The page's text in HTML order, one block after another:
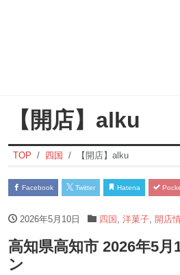
【開店】alku
TOP 四国 【開店】alku
Facebook Twitter Hatena
2026年5月10日 四国 洋菓子, 開店
高知県高知市 2026年5
ン